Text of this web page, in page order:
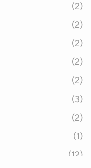
(2)
(2)
(2)
(2)
(2)
(3)
(2)
(1)
(12)